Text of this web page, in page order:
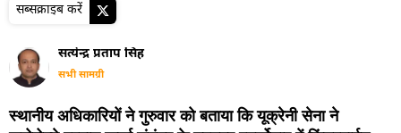
सब्सक्राइब करें
सत्येन्द्र प्रताप सिंह
सभी सामग्री
स्थानीय अधिकारियों ने गुरुवार को बताया कि यूक्रेनी सेना ने